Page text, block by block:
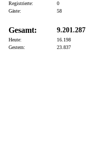
Registrierte:
0
Gäste:
58
Gesamt: 9.201.287
Heute:
16.198
Gestern:
23.837